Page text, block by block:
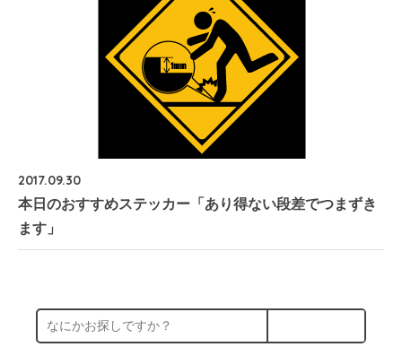
2017.09.30
本日のおすすめステッカー「あり得ない段差でつまずき
ます」